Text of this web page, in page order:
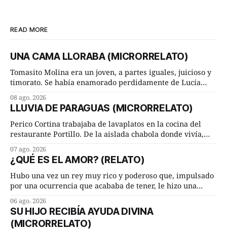
READ MORE
UNA CAMA LLORABA (MICRORRELATO)
Tomasito Molina era un joven, a partes iguales, juicioso y
timorato. Se había enamorado perdidamente de Lucía
ambos les iba de maravilla. Pero mantenían absoluta
discrepancia en un deseo ineluctable por parte de ella.
Lucía Arriate quería que ellos
08 ago. 2026
LLUVIA DE PARAGUAS (MICRORRELATO)
Perico Cortina trabajaba de lavaplatos en la cocina del
restaurante Portillo. De la aislada chabola donde vivía,
cuarto de hora andando a buen paso. Cierta noche,
terminada su jornada laboral caminaba él hacía su mísera
morada cundo comenzó a llover
07 ago. 2026
¿QUÉ ES EL AMOR? (RELATO)
Hubo una vez un rey muy rico y poderoso que, impulsado
por una ocurrencia que acababa de tener, le hizo una
Dime, hombre sabio, ¿qué es el amor según tú? Su
consejero, que era muy prudente y astuto le respondió de
inmediato:
06 ago. 2026
SU HIJO RECIBÍA AYUDA DIVINA
(MICRORRELATO)